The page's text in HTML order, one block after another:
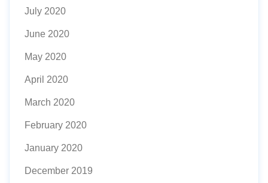
July 2020
June 2020
May 2020
April 2020
March 2020
February 2020
January 2020
December 2019